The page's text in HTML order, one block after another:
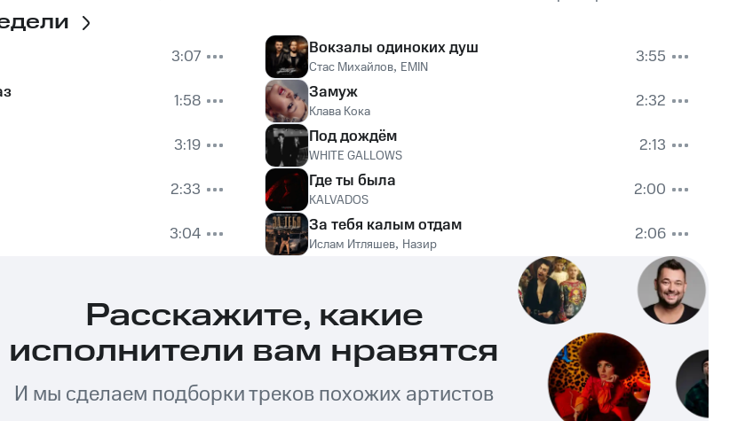
3:07
1:58
3:19
2:33
3:04
Вокзалы одиноких душ
Стас Михайлов, EMIN
3:55
Замуж
Клава Кока
2:32
Под дождём
WHITE GALLOWS
2:13
Где ты была
KALVADOS
2:00
За тебя калым отдам
Ислам Итляшев, Назир 2:06
Расскажите, какие
исполнители вам нравятся
И мы сделаем подборки треков похожих артистов